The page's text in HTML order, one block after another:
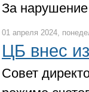
За
01 апреля 2024,
ЦБ внес
Совет